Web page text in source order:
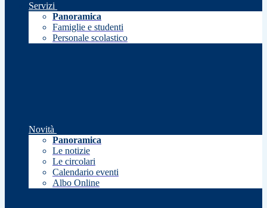
Servizi
Panoramica
Famiglie e studenti
Personale scolastico
Novità
Panoramica
Le notizie
Le circolari
Calendario eventi
Albo Online